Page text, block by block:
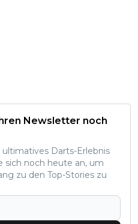
Newsletter noch
ultimatives Darts-Erlebnis
sich noch heute an, um
zu den Top-Stories zu